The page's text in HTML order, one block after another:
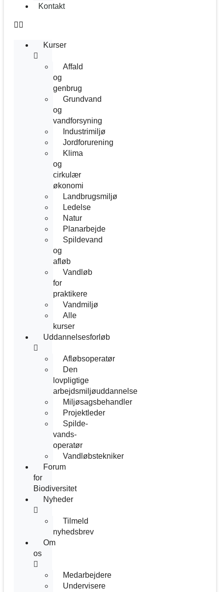
Kontakt
Kurser
Affald
og
genbrug
Grundvand
og
vandforsyning
Industrimiljø
Jordforurening
Klima
og
cirkulær
økonomi
Landbrugsmiljø
Ledelse
Natur
Planarbejde
Spildevand
og
afløb
Vandløb
for
praktikere
Vandmiljø
Alle
kurser
Uddannelsesforløb
Afløbsoperatør
Den
lovpligtige
arbejdsmiljøuddannelse
Miljøsagsbehandler
Projektleder
Spilde­
vands­
operatør
Vandløbstekniker
Forum
for
Biodiversitet
Nyheder
Tilmeld
nyhedsbrev
Om
os
Medarbejdere
Undervisere